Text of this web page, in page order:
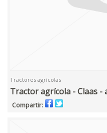
Tractores agrícolas
Tractor agrícola - Claas -
Compartir: